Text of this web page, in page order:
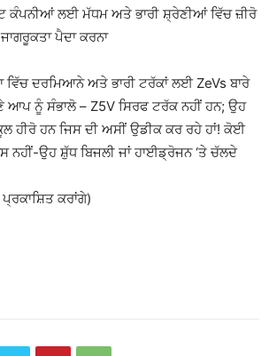
ਕੰਪਨੀਆਂ ਲਈ ਮੱਧਮ ਅਤੇ ਭਾਰੀ ਸ਼੍ਰੇਣੀਆਂ ਵਿੱਚ ਜ਼ੀਰੋ
ਪੈਦਾ ਕਰਨਾ
ਦਰਮਿਆਨੇ ਅਤੇ ਭਾਰੀ ਟਰੱਕਾਂ ਲਈ ZeVs ਬਾਰੇ
ਨੂੰ ਸੰਭਾਲੋ – Z5V ਸਿਰਫ ਟਰੱਕ ਨਹੀਂ ਹਨ; ਉਹ
ਹੀਰੋ ਹਨ ਜਿਸ ਦੀ ਅਸੀਂ ਉਡੀਕ ਕਰ ਰਹੇ ਹਾਂ! ਕੋਈ
ਨਹੀਂ-ਉਹ ਸ਼ੁੱਧ ਬਿਜਲੀ ਜਾਂ ਹਾਈਡ੍ਰੋਜਨ ‘ਤੇ ਚੱਲਦੇ
ਕਰਾਂਗੇ)